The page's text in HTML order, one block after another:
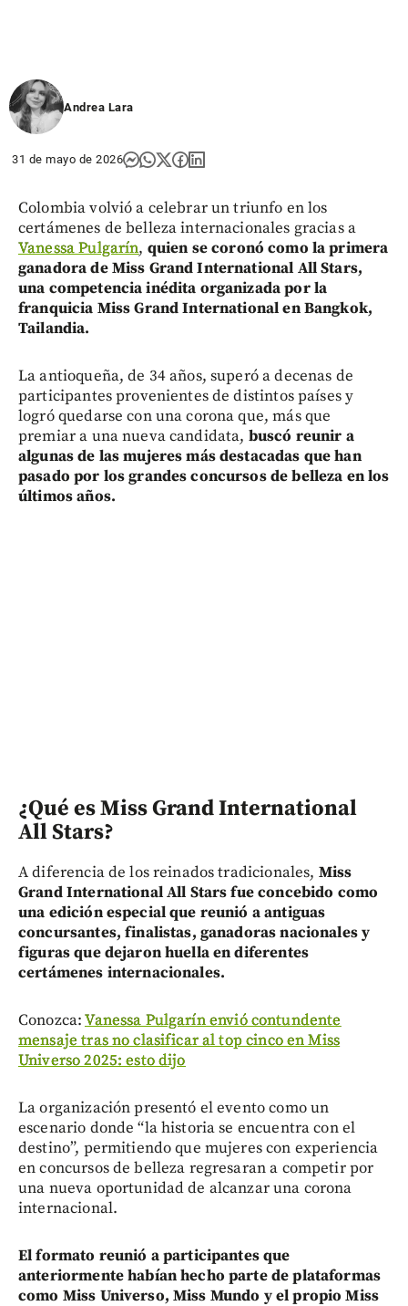
Andrea Lara
31 de mayo de 2026
Colombia volvió a celebrar un triunfo en los
certámenes de belleza internacionales gracias a
Vanessa Pulgarín, quien se coronó como la primera
ganadora de Miss Grand International All Stars,
una competencia inédita organizada por la
franquicia Miss Grand International en Bangkok,
Tailandia.
La antioqueña, de 34 años, superó a decenas de
participantes provenientes de distintos países y
logró quedarse con una corona que, más que
premiar a una nueva candidata, buscó reunir a
algunas de las mujeres más destacadas que han
pasado por los grandes concursos de belleza en los
últimos años.
¿Qué es Miss Grand International
All Stars?
A diferencia de los reinados tradicionales, Miss
Grand International All Stars fue concebido como
una edición especial que reunió a antiguas
concursantes, finalistas, ganadoras nacionales y
figuras que dejaron huella en diferentes
certámenes internacionales.
Conozca:Vanessa Pulgarín envió contundente
mensaje tras no clasificar al top cinco en Miss
Universo 2025: esto dijo
La organización presentó el evento como un
escenario donde “la historia se encuentra con el
destino”, permitiendo que mujeres con experiencia
en concursos de belleza regresaran a competir por
una nueva oportunidad de alcanzar una corona
internacional.
El formato reunió a participantes que
anteriormente habían hecho parte de plataformas
como Miss Universo, Miss Mundo y el propio Miss